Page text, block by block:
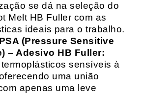
se dá na seleção do
Melt HB Fuller com as
ideais para o trabalho.
(Pressure Sensitive
– Adesivo HB Fuller:
sensíveis à
uma união
apenas uma leve